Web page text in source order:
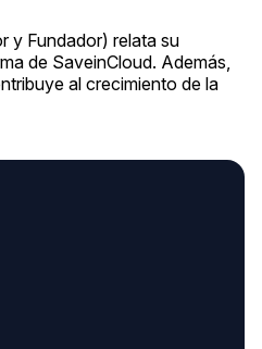
y Fundador) relata su
de SaveinCloud. Además,
al crecimiento de la